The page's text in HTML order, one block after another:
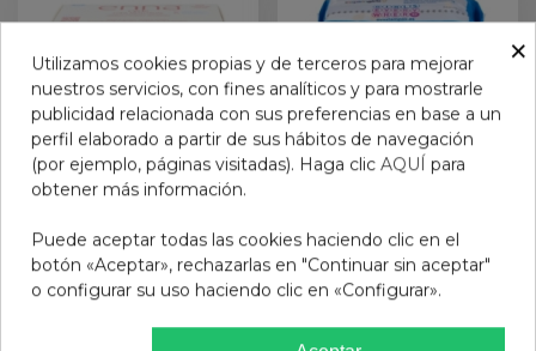
ENNA CYCLE COPA
MENSTRUAL T-S
34,25 €
COMPRESAS HIGIENICAS
FEMENINAS EVAX
COTTONLIKE NOCHE
2,95 €
Añadir al carrito
×
Utilizamos cookies propias y de terceros para mejorar
nuestros servicios, con fines analíticos y para mostrarle
publicidad relacionada con sus preferencias en base a un
perfil elaborado a partir de sus hábitos de navegación
(por ejemplo, páginas visitadas). Haga clic AQUÍ para
obtener más información.
Puede aceptar todas las cookies haciendo clic en el
botón «Aceptar», rechazarlas en "Continuar sin aceptar"
o configurar su uso haciendo clic en «Configurar».